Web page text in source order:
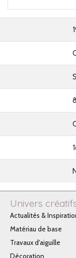
Univers
Actualités &
Matériau de base
Travaux d'aiguille
Décoration